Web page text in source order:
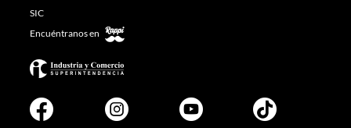
SIC
Encuéntranos en